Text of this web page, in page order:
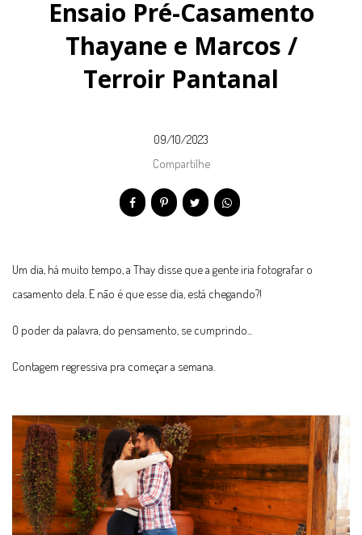
Ensaio Pré-Casamento
Thayane e Marcos /
Terroir Pantanal
09/10/2023
Compartilhe
Um dia, há muito tempo, a Thay disse que a gente iria fotografar o
casamento dela. E não é que esse dia, está chegando?!
O poder da palavra, do pensamento, se cumprindo...
Contagem regressiva pra começar a semana.